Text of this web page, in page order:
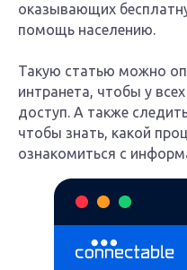
оказывающих
помощь населению.
Такую статью можно
интранета, чтобы у
доступ. А также
чтобы знать, какой
ознакомиться с